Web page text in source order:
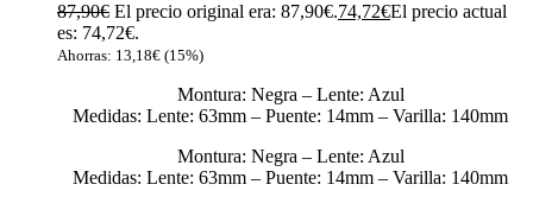
87,90€ El precio original era: 87,90€.74,72€El precio actual
es: 74,72€.
Ahorras: 13,18€ (15%)
Montura: Negra – Lente: Azul
Medidas: Lente: 63mm – Puente: 14mm – Varilla: 140mm
Montura: Negra – Lente: Azul
Medidas: Lente: 63mm – Puente: 14mm – Varilla: 140mm